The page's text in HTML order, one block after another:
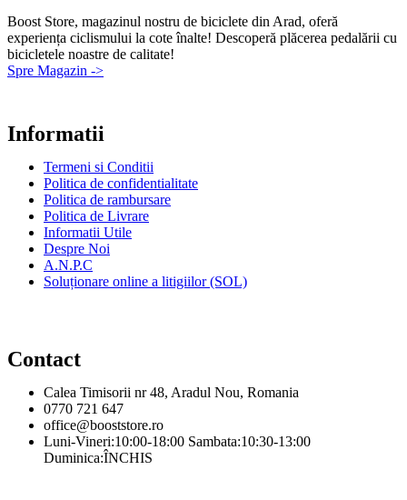
Boost Store, magazinul nostru de biciclete din Arad, oferă
experiența ciclismului la cote înalte! Descoperă plăcerea pedalării cu
bicicletele noastre de calitate!
Spre Magazin ->
Informatii
Termeni si Conditii
Politica de confidentialitate
Politica de rambursare
Politica de Livrare
Informatii Utile
Despre Noi
A.N.P.C
Soluționare online a litigiilor (SOL)
Contact
Calea Timisorii nr 48, Aradul Nou, Romania
0770 721 647
office@booststore.ro
Luni-Vineri:10:00-18:00 Sambata:10:30-13:00
Duminica:ÎNCHIS